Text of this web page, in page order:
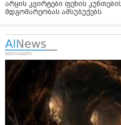
არყის კვირტები ფეხის
მდგომარეობას ამსუბუქებს